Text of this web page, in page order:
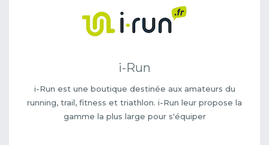
i-Run
i-Run est une boutique destinée aux amateurs du
running, trail, fitness et triathlon. i-Run leur propose la
gamme la plus large pour s'équiper